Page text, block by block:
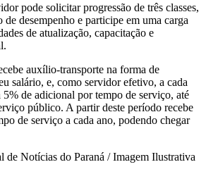
pode solicitar progressão de três classes,
de desempenho e participe em uma carga
de atualização, capacitação e
auxílio-transporte na forma de
salário, e, como servidor efetivo, a cada
de adicional por tempo de serviço, até
público. A partir deste período recebe
de serviço a cada ano, podendo chegar
de Notícias do Paraná / Imagem Ilustrativa